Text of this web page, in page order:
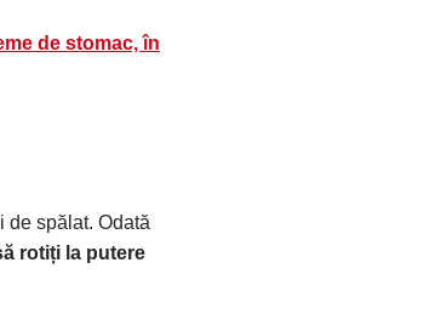
de stomac, în
de spălat. Odată
rotiți la putere